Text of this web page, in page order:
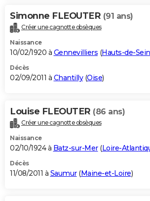
Simonne FLEOUTER (91 ans)
Créer une cagnotte obsèques
Naissance
10/02/1920 à Gennevilliers (Hauts-de-
Décès
02/09/2011 à Chantilly(Oise)
Louise FLEOUTER (86 ans)
Créer une cagnotte obsèques
Naissance
02/10/1924 à Batz-sur-Mer(Loire-
Décès
11/08/2011 à Saumur(Maine-et-Loire)